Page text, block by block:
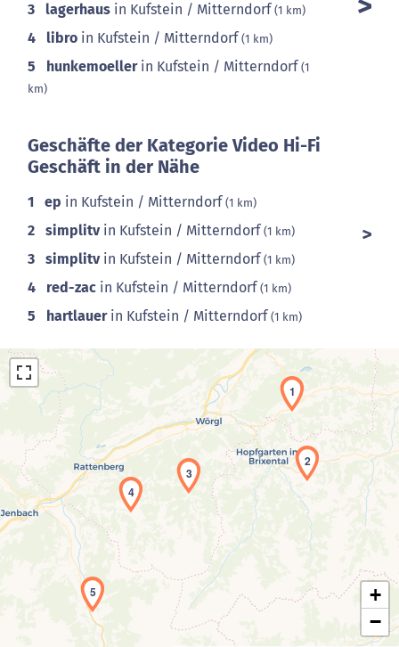
3 lagerhaus in Kufstein / Mitterndorf(1 km)
4 libro in Kufstein / Mitterndorf(1 km)
5 hunkemoellerin Kufstein / Mitterndorf(1
km)
Geschäfte der Kategorie Video Hi-Fi
Geschäft in der Nähe
1 ep in Kufstein / Mitterndorf(1 km)
2 simplitvin Kufstein / Mitterndorf(1 km)
3 simplitvin Kufstein / Mitterndorf(1 km)
4 red-zac in Kufstein / Mitterndorf(1 km)
5 hartlauerin Kufstein / Mitterndorf(1 km)
Laden der Karte...
1
2
3
4
5
+
−